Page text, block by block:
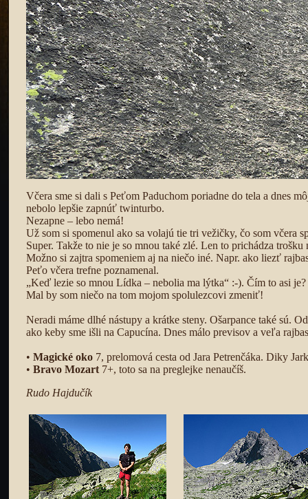
Včera sme si dali s Peťom Paduchom poriadne do tela a dnes
nebolo lepšie zapnúť twinturbo.
Nezapne – lebo nemá!
Už som si spomenul ako sa volajú tie tri vežičky, čo som včera
Super. Takže to nie je so mnou také zlé. Len to prichádza trošku
Možno si zajtra spomeniem aj na niečo iné. Napr. ako liezť
Peťo včera trefne poznamenal.
„Keď lezie so mnou Lídka – nebolia ma lýtka“ :-). Čím to asi je?
Mal by som niečo na tom mojom spolulezcovi zmeniť!
Neradi máme dlhé nástupy a krátke steny. Ošarpance také sú.
ako keby sme išli na Capucína. Dnes málo previsov a veľa
• Magické oko 7, prelomová cesta od Jara Petrenčáka. Diky
• Bravo Mozart 7+, toto sa na preglejke nenaučíš.
Rudo Hajdučík